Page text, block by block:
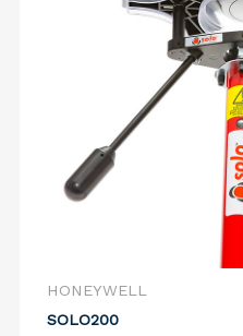
HONEYWELL
SOLO200